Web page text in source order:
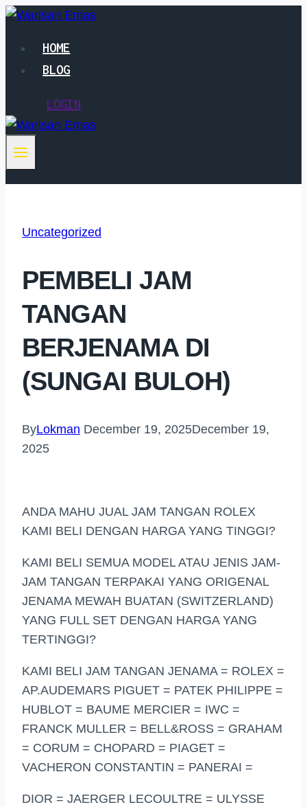
Skip
contentHOME
BLOG
LOGIN
Uncategorized
PEMBELI JAM
TANGAN
BERJENAMA DI
(SUNGAI BULOH)
ByLokman December 19, 2025December 19,
2025
ANDA MAHU JUAL JAM TANGAN ROLEX
KAMI BELI DENGAN HARGA YANG TINGGI?
KAMI BELI SEMUA MODEL ATAU JENIS JAM-
JAM TANGAN TERPAKAI YANG ORIGENAL
JENAMA MEWAH BUATAN (SWITZERLAND)
YANG FULL SET DENGAN HARGA YANG
TERTINGGI?
KAMI BELI JAM TANGAN JENAMA = ROLEX =
AP.AUDEMARS PIGUET = PATEK PHILIPPE =
HUBLOT = BAUME MERCIER = IWC =
FRANCK MULLER = BELL&ROSS = GRAHAM
= CORUM = CHOPARD = PIAGET =
VACHERON CONSTANTIN = PANERAI =
DIOR = JAERGER LECOULTRE = ULYSSE